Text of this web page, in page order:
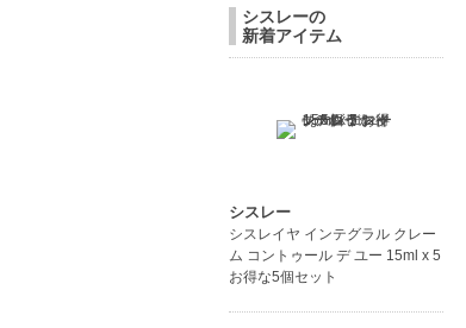
シスレーの
新着アイテム
シスレー
シスレイヤ インテグラル クレー
ム コントゥール デ ユー 15ml x 5
お得な5個セット